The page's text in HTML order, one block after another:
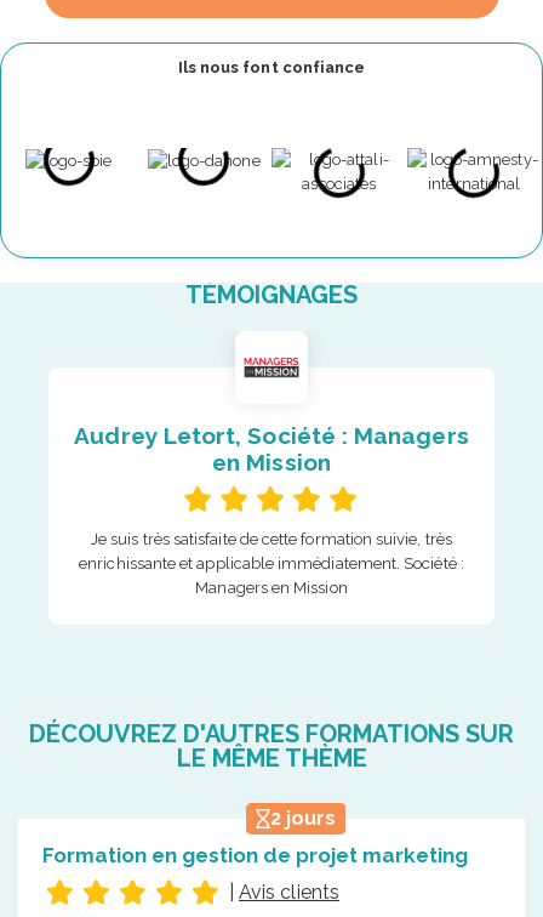
Ils nous font confiance
TÉMOIGNAGES
Audrey Letort, Société : Managers
en Mission
Je suis très satisfaite de cette formation suivie, très
enrichissante et applicable immédiatement. Société :
Managers en Mission
DÉCOUVREZ D'AUTRES FORMATIONS SUR
LE MÊME THÈME
2 jours
Formation en gestion de projet marketing
Avis clients